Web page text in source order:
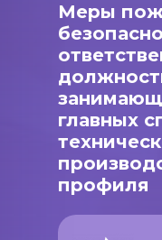
Меры
главных
профиля